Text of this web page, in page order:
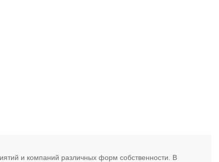
и компаний различных форм собственности. В